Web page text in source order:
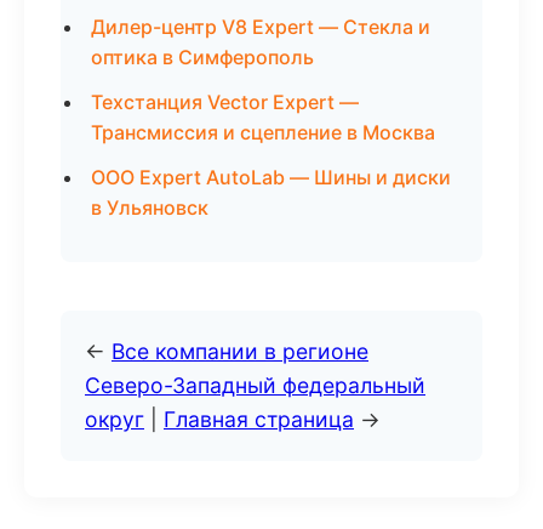
Дилер-центр V8 Expert — Стекла и
оптика в Симферополь
Техстанция Vector Expert —
Трансмиссия и сцепление в Москва
ООО Expert AutoLab — Шины и диски
в Ульяновск
← Все компании в регионе
Северо-Западный федеральный
округ
Главная страница →